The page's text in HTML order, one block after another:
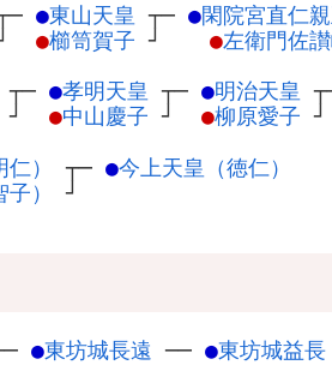
─ ●東山天皇 ┬
●櫛笥賀子 ┘
─ ●閑院宮直仁
●左衛門佐
┬
┘
─ ●孝明天皇 ┬
●中山慶子 ┘
─ ●明治天皇 ┬
●柳原愛子 ┘
）
┬
） ┘
─ ●今上天皇（徳仁）
─ ●東坊城長遠 ── ●東坊城益長